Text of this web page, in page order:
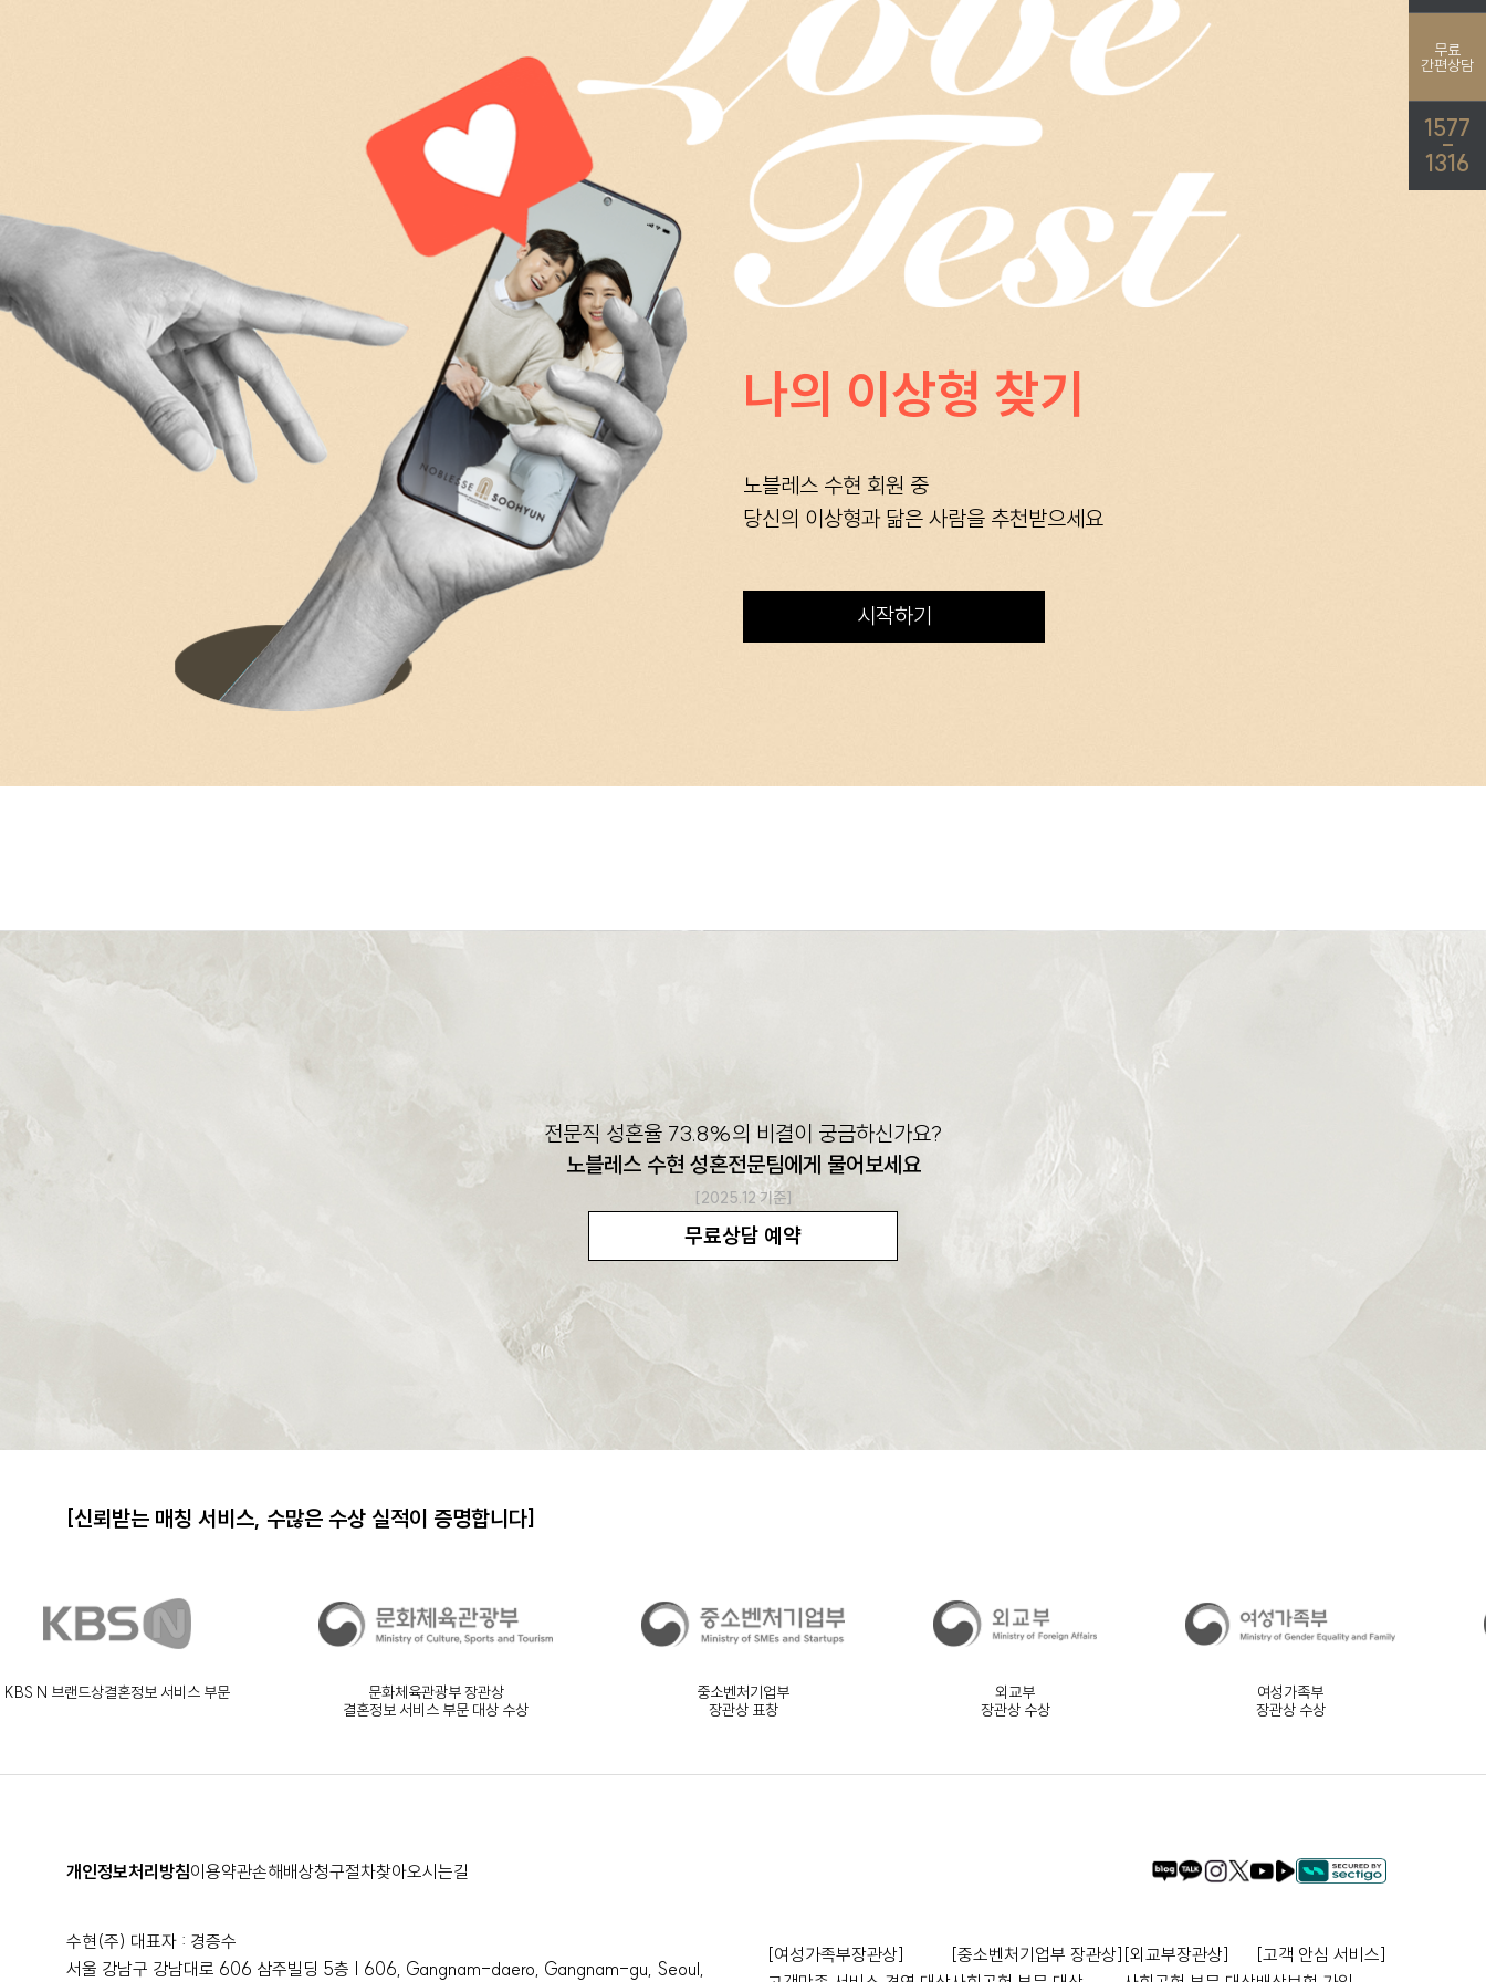
나의 이상형 찾기
노블레스 수현 회원 중
당신의 이상형과 닮은 사람을 추천받으세요
시작하기
무료
간편상담
1577
-
1316
전문직 성혼율 73.8%의 비결이 궁금하신가요?
노블레스 수현 성혼전문팀에게 물어보세요
[2025.12 기준]
무료상담 예약
[신뢰받는 매칭 서비스, 수많은 수상 실적이 증명합니다]
KBS N 브랜드상결혼정보 서비스 부문
문화체육관광부 장관상
결혼정보 서비스 부문 대상 수상
중소벤처기업부
장관상 표창
외교부
장관상 수상
여성가족부
장관상 수상
개인정보처리방침이용약관손해배상청구절차찾아오시는길
수현(주) 대표자 : 경증수
서울 강남구 강남대로 606 삼주빌딩 5층 | 606, Gangnam-daero, Gangnam-gu, Seoul,
[여성가족부장관상]
[중소벤처기업부 장관상] [외교부장관상]
[고객 안심 서비스]